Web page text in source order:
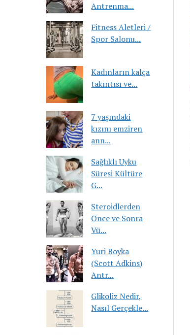
Antrenma...
Fitness Aletleri /
Spor Salonu...
Kadınların kalça
takıntısı ve...
7 yaşındaki
kızını emziren
ann...
Sağlıklı Uyku
Süresi Kültüre
G...
Steroidlerden
Önce ve Sonra
Vü...
Yuri Boyka
(Scott Adkins)
Antr...
Glikoliz Nedir,
Nasıl Gerçekle...